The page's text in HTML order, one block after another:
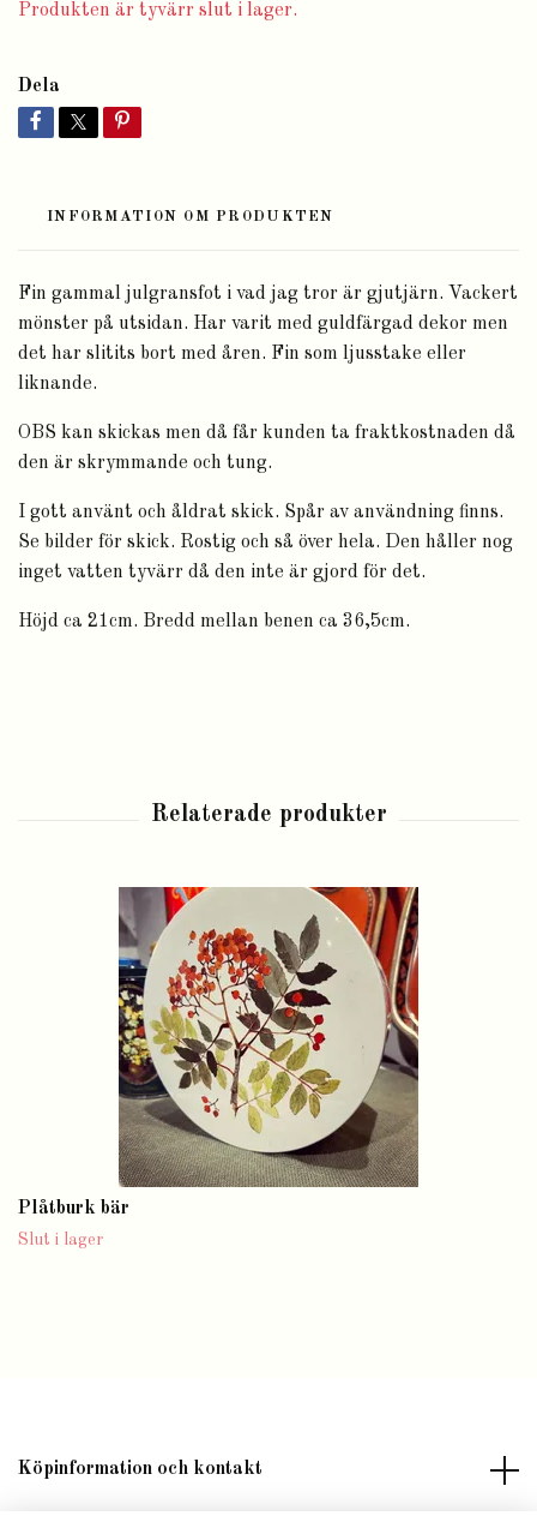
Produkten är tyvärr slut i lager.
Dela
INFORMATION OM PRODUKTEN
Fin gammal julgransfot i vad jag tror är gjutjärn. Vackert
mönster på utsidan. Har varit med guldfärgad dekor men
det har slitits bort med åren. Fin som ljusstake eller
liknande.
OBS kan skickas men då får kunden ta fraktkostnaden då
den är skrymmande och tung.
I gott använt och åldrat skick. Spår av användning finns.
Se bilder för skick. Rostig och så över hela. Den håller nog
inget vatten tyvärr då den inte är gjord för det.
Höjd ca 21cm. Bredd mellan benen ca 36,5cm.
Plåtburk bär
Slut i lager
Köpinformation och kontakt